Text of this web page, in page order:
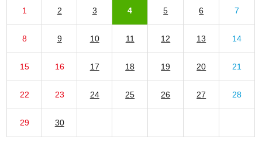
1 2 3 4 5 6 7
8 9 10 11 12 13 14
15 16 17 18 19 20 21
22 23 24 25 26 27 28
29 30